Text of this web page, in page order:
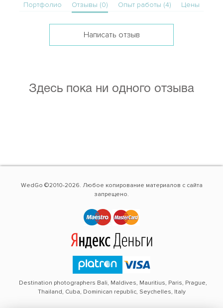
Портфолио Отзывы (0) Опыт работы (4) Цены
Написать отзыв
Здесь пока ни одного отзыва
WedGo ©2010-2026. Любое копирование материалов с сайта
запрещено.
Destination photographers Bali, Maldives, Mauritius, Paris, Prague,
Thailand, Cuba, Dominican republic, Seychelles, Italy